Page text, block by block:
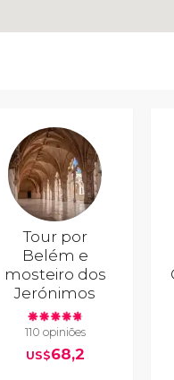
Tour por
Belém e
mosteiro dos
Jerónimos
110 opiniões
US$68,2